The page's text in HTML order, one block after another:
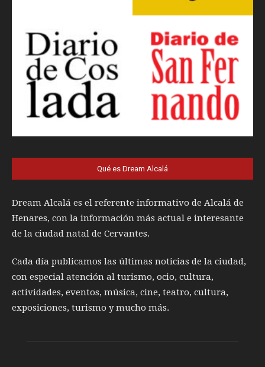
Qué es Dream Alcalá
Dream Alcalá es el referente informativo de Alcalá de
Henares, con la información más actual e interesante
de la ciudad natal de Cervantes.
Cada día publicamos las últimas noticias de la ciudad,
con especial atención al turismo, ocio, cultura,
actividades, eventos, música, cine, teatro, cultura,
exposiciones, turismo y mucho más.